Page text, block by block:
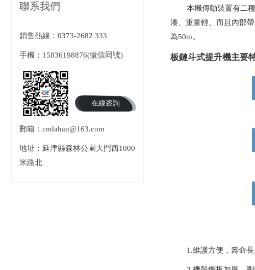
本機傳動裝置有二
湊、重量輕、而且內部
為50m。
板鏈斗式提升機主要
1.維護方便，壽命長
聯系我們
銷售熱線： 0373-2682 333
手機：15836198876(微信同號)
在線咨詢
郵箱：cndahan@163.com
地址：延津縣森林公園大門西1000
米路北